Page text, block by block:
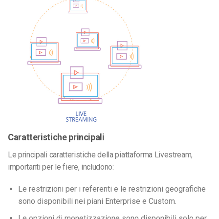
Caratteristiche principali
Le principali caratteristiche della piattaforma Livestream,
importanti per le fiere, includono:
Le restrizioni per i referenti e le restrizioni geografiche
sono disponibili nei piani Enterprise e Custom.